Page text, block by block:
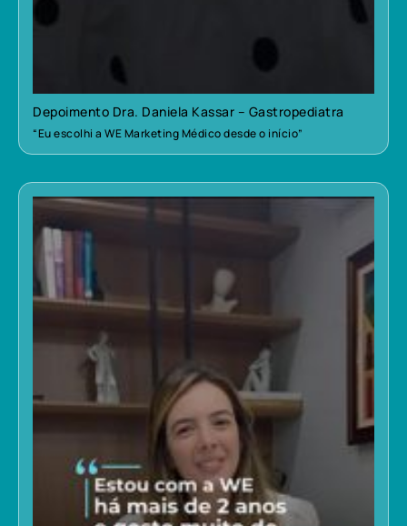
Depoimento Dra. Daniela Kassar – Gastropediatra
“Eu escolhi a WE Marketing Médico desde o início”